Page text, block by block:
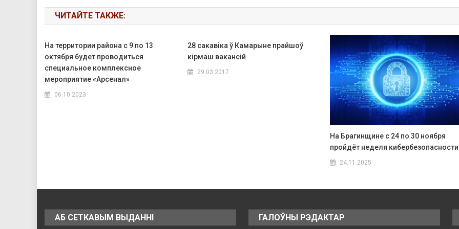
ЧИТАЙТЕ ТАКЖЕ:
На территории района с 9 по 13
октября будет проводиться
специальное комплексное
мероприятие «Арсенал»
06.10.2023
28 сакавіка ў Камарыне прайшоў
кірмаш вакансій
29.03.2017
На Брагинщине с 24 по 30 ноября
пройдёт неделя кибербезопасности
24.11.2025
АБ СЕТКАВЫМ ВЫДАННІ ГАЛОЎНЫ РЭДАКТАР